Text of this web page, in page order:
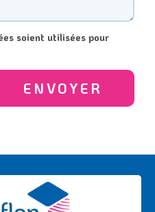
soient utilisées pour